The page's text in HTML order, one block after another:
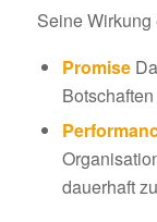
Seine
Promise
dauerhaft